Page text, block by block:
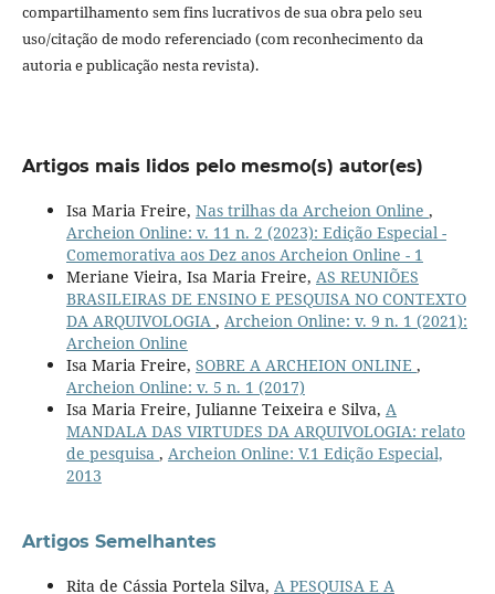
compartilhamento sem fins lucrativos de sua obra pelo seu
uso/citação de modo referenciado (com reconhecimento da
autoria e publicação nesta revista).
Artigos mais lidos pelo mesmo(s) autor(es)
Isa Maria Freire, Nas trilhas da Archeion Online ,
Archeion Online: v. 11 n. 2 (2023): Edição Especial -
Comemorativa aos Dez anos Archeion Online - 1
Meriane Vieira, Isa Maria Freire, AS REUNIÕES
BRASILEIRAS DE ENSINO E PESQUISA NO CONTEXTO
DA ARQUIVOLOGIA , Archeion Online: v. 9 n. 1 (2021):
Archeion Online
Isa Maria Freire, SOBRE A ARCHEION ONLINE ,
Archeion Online: v. 5 n. 1 (2017)
Isa Maria Freire, Julianne Teixeira e Silva, A
MANDALA DAS VIRTUDES DA ARQUIVOLOGIA: relato
de pesquisa , Archeion Online: V.1 Edição Especial,
2013
Artigos Semelhantes
Rita de Cássia Portela Silva, A PESQUISA E A